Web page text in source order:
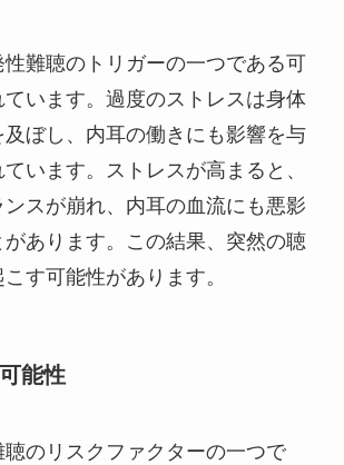
性難聴のトリガーの一つである可
います。過度のストレスは身体
ぼし、内耳の働きにも影響を与
います。ストレスが高まると、
スが崩れ、内耳の血流にも悪影
あります。この結果、突然の聴
す可能性があります。
能性
のリスクファクターの一つで